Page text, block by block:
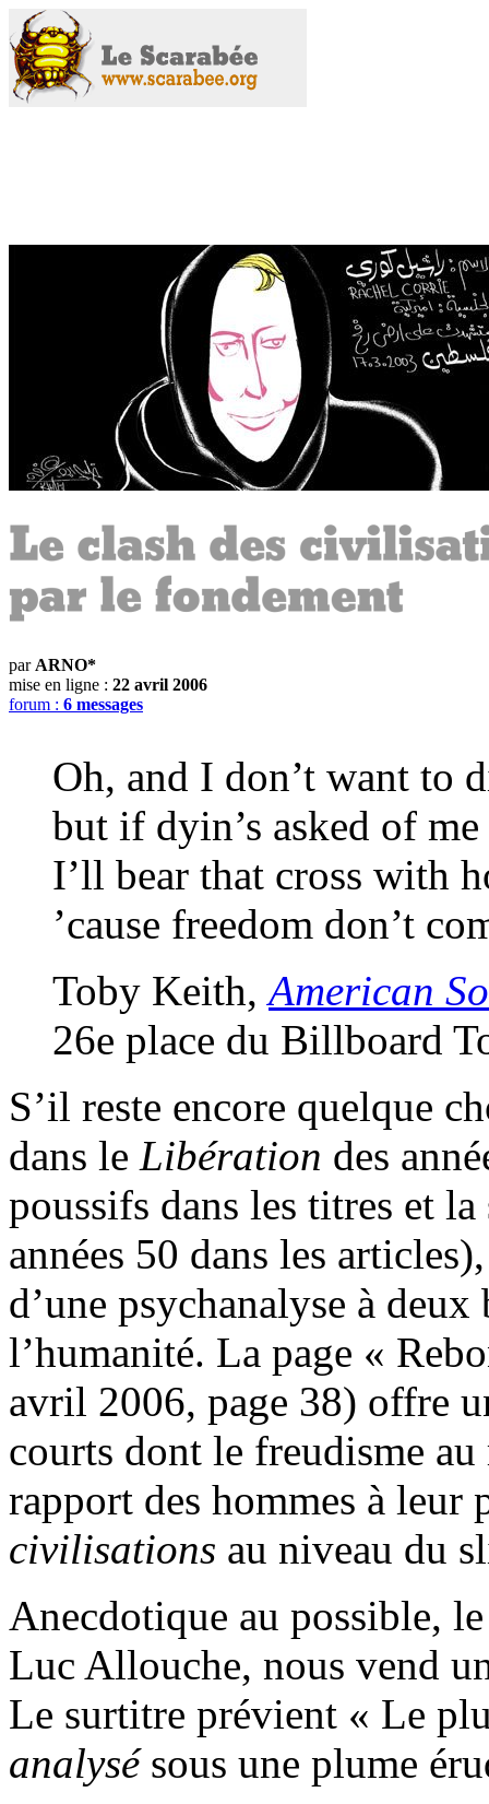
par ARNO*
mise en ligne : 22 avril 2006
forum : 6 messages
Oh, and I don’t want to
but if dyin’s asked of me
I’ll bear that cross with
’cause freedom don’t
Toby Keith,American
26e place du Billboard
S’il reste encore quelque
dans le Libération des
poussifs dans les titres et
années 50 dans les
d’une psychanalyse à
l’humanité. La page «
avril 2006, page 38) offre
courts dont le freudisme
rapport des hommes à leur
civilisations au niveau du
Anecdotique au possible,
Luc Allouche, nous vend
Le surtitre prévient « Le
analysésous une plume